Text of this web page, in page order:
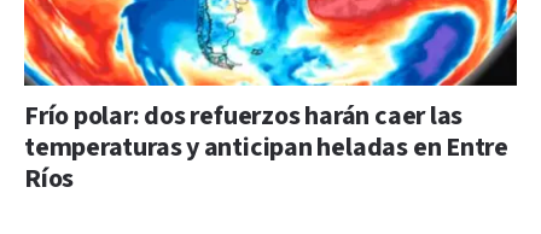
Frío polar: dos refuerzos harán caer las
temperaturas y anticipan heladas en Entre
Ríos